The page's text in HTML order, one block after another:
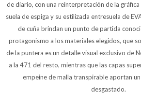
de diario, con una reinterpretación de la
suela de espiga y su estilizada entresuela de
de cuña brindan un punto de partida
protagonismo a los materiales elegidos, que
de la puntera es un detalle visual exclusivo de
a la 471 del resto, mientras que las capas
empeine de malla transpirable aportan
desgastado.